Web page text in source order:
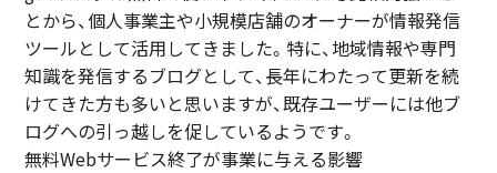
とから、個人事業主や小規模店舗のオーナーが情報発信
ツールとして活用してきました。特に、地域情報や専門
知識を発信するブログとして、長年にわたって更新を続
けてきた方も多いと思いますが、既存ユーザーには他ブ
ログへの引っ越しを促しているようです。
無料Webサービス終了が事業に与える影響